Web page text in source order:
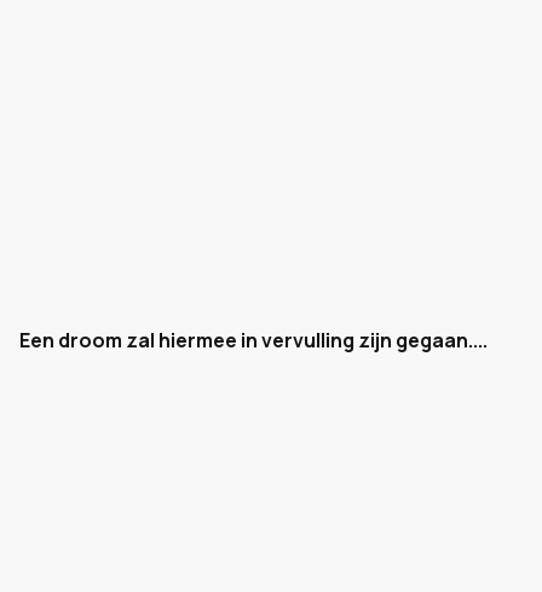
Een droom zal hiermee in vervulling zijn gegaan....